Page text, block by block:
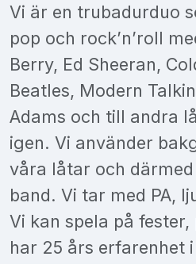
Vi är en trubadurduo
pop och rock’n’roll
Berry, Ed Sheeran,
Beatles, Modern
Adams och till andra
igen. Vi använder
våra låtar och
band. Vi tar med PA,
Vi kan spela på
har 25 års erfarenhet